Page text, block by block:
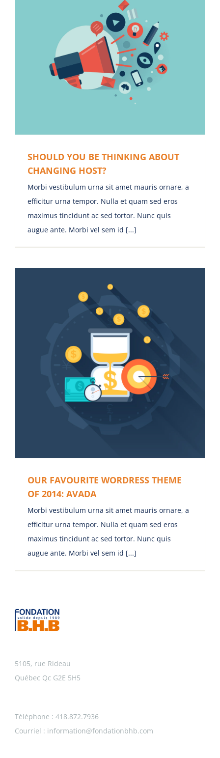
SHOULD YOU BE THINKING ABOUT
CHANGING HOST?
Morbi vestibulum urna sit amet mauris ornare, a
efficitur urna tempor. Nulla et quam sed eros
maximus tincidunt ac sed tortor. Nunc quis
augue ante. Morbi vel sem id [...]
OUR FAVOURITE WORDRESS THEME
OF 2014: AVADA
Morbi vestibulum urna sit amet mauris ornare, a
efficitur urna tempor. Nulla et quam sed eros
maximus tincidunt ac sed tortor. Nunc quis
augue ante. Morbi vel sem id [...]
5105, rue Rideau
Québec Qc G2E 5H5
Téléphone : 418.872.7936
Courriel : information@fondationbhb.com